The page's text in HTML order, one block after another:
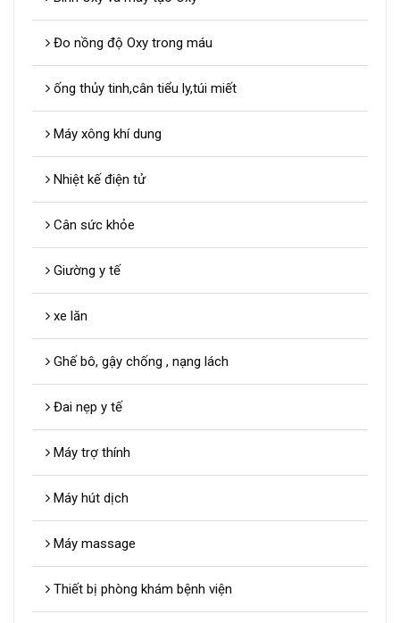
Đo nồng độ Oxy trong máu
ống thủy tinh,cân tiểu ly,túi miết
Máy xông khí dung
Nhiệt kế điện tử
Cân sức khỏe
Giường y tế
xe lăn
Ghế bô, gậy chống , nạng lách
Đai nẹp y tế
Máy trợ thính
Máy hút dịch
Máy massage
Thiết bị phòng khám bệnh viện